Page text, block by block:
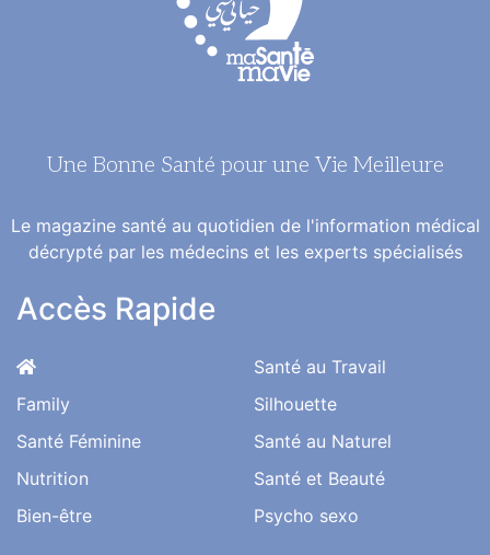
Une Bonne Santé pour une Vie Meilleure
Le magazine santé au quotidien de l'information médical
décrypté par les médecins et les experts spécialisés
Accès Rapide
Family
Santé Féminine
Nutrition
Bien-être
Santé au Travail
Silhouette
Santé au Naturel
Santé et Beauté
Psycho sexo